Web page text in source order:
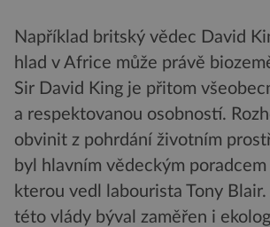
Například britský vědec David
hlad v Africe může právě
Sir David King je přitom
a respektovanou osobností.
obvinit z pohrdání životním
byl hlavním vědeckým
kterou vedl labourista Tony Blair.
této vlády býval zaměřen i